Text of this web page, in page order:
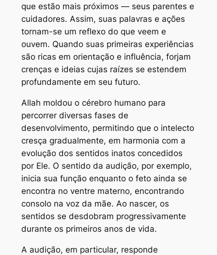
que estão mais próximos — seus parentes e
cuidadores. Assim, suas palavras e ações
tornam-se um reflexo do que veem e
ouvem. Quando suas primeiras experiências
são ricas em orientação e influência, forjam
crenças e ideias cujas raízes se estendem
profundamente em seu futuro.
Allah moldou o cérebro humano para
percorrer diversas fases de
desenvolvimento, permitindo que o intelecto
cresça gradualmente, em harmonia com a
evolução dos sentidos inatos concedidos
por Ele. O sentido da audição, por exemplo,
inicia sua função enquanto o feto ainda se
encontra no ventre materno, encontrando
consolo na voz da mãe. Ao nascer, os
sentidos se desdobram progressivamente
durante os primeiros anos de vida.
A audição, em particular, responde